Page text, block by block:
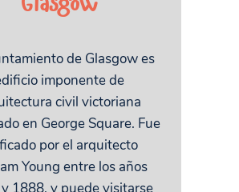
de Glasgow es
imponente de
civil victoriana
en George Square. Fue
por el arquitecto
Young entre los años